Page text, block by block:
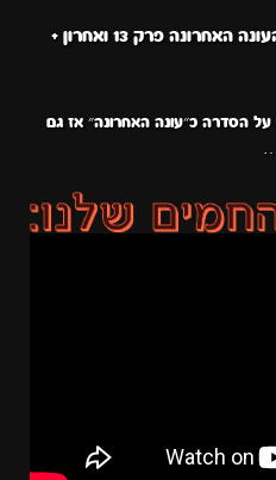
גולדן קמואי העונה האחרונה פרק 13 ואחרון +
הסדרה כ״עונה האחרונה״ אז גם